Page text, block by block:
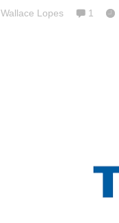
Wallace Lopes 1